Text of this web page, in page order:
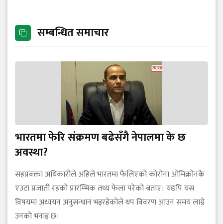
सम्बन्धित समाचार
भारतमा फेरि संक्रमण बढेसँगै नेपालमा के छ
अवस्था?
सहप्रवक्ता अधिकारीले अहिले भारतमा फैलिएको कोरोना ओमिक्रोनकै
एउटा प्रजाती रहको प्रारम्भिक तथ्य फेला परेको बताए। यद्यपि यस
विषयमा अध्ययन अनुसन्धान भइरहेकोले थप विवरण आउन समय लाग्ने
उनको भनाइ छ।